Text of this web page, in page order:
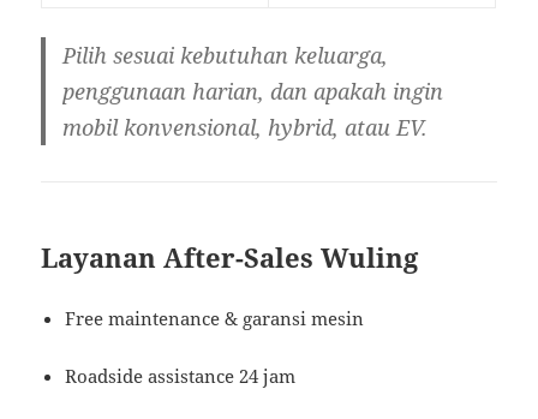
Pilih sesuai kebutuhan keluarga,
penggunaan harian, dan apakah ingin
mobil konvensional, hybrid, atau EV.
Layanan After-Sales Wuling
Free maintenance & garansi mesin
Roadside assistance 24 jam